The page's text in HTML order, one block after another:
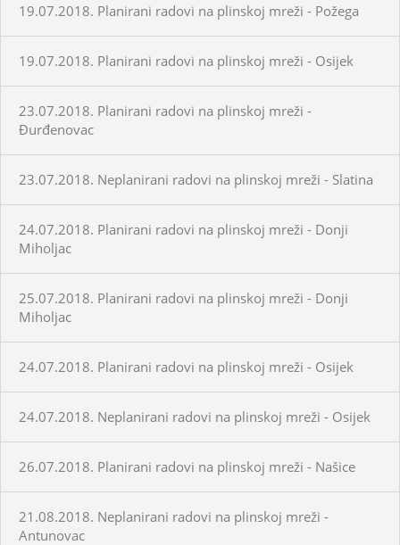
19.07.2018. Planirani radovi na plinskoj mreži - Požega
19.07.2018. Planirani radovi na plinskoj mreži - Osijek
23.07.2018. Planirani radovi na plinskoj mreži -
Đurđenovac
23.07.2018. Neplanirani radovi na plinskoj mreži - Slatina
24.07.2018. Planirani radovi na plinskoj mreži - Donji
Miholjac
25.07.2018. Planirani radovi na plinskoj mreži - Donji
Miholjac
24.07.2018. Planirani radovi na plinskoj mreži - Osijek
24.07.2018. Neplanirani radovi na plinskoj mreži - Osijek
26.07.2018. Planirani radovi na plinskoj mreži - Našice
21.08.2018. Neplanirani radovi na plinskoj mreži -
Antunovac